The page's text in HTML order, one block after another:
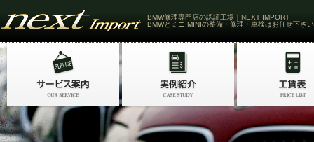
BMW修理専門店の認証工場｜NEXT IMPORT
BMWとミニ MINIの整備・修理・車検はお任せ下さい